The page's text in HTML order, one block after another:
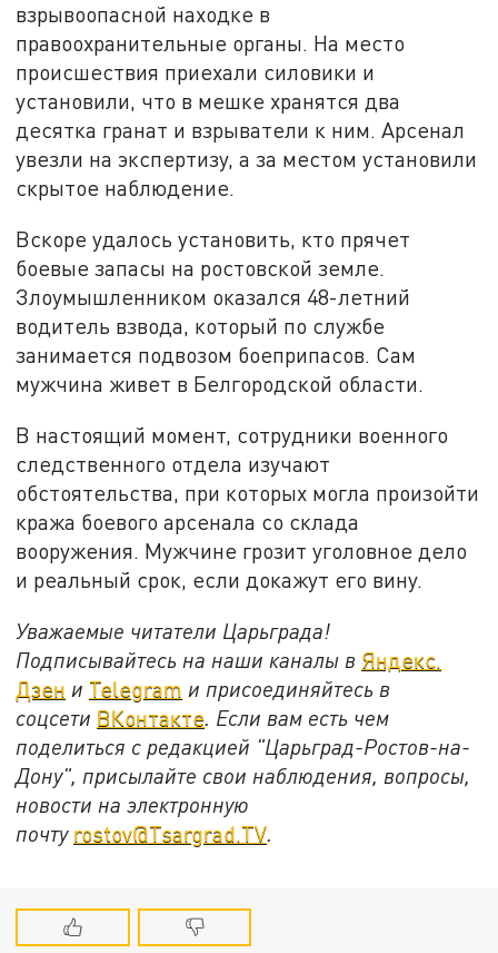
взрывоопасной находке в
правоохранительные органы. На место
происшествия приехали силовики и
установили, что в мешке хранятся два
десятка гранат и взрыватели к ним. Арсенал
увезли на экспертизу, а за местом установили
скрытое наблюдение.
Вскоре удалось установить, кто прячет
боевые запасы на ростовской земле.
Злоумышленником оказался 48-летний
водитель взвода, который по службе
занимается подвозом боеприпасов. Сам
мужчина живет в Белгородской области.
В настоящий момент, сотрудники военного
следственного отдела изучают
обстоятельства, при которых могла произойти
кража боевого арсенала со склада
вооружения. Мужчине грозит уголовное дело
и реальный срок, если докажут его вину.
Уважаемые читатели Царьграда!
Подписывайтесь на наши каналы в Яндекс.
Дзен и Telegram и присоединяйтесь в
соцсети ВКонтакте . Если вам есть чем
поделиться с редакцией "Царьград-Ростов-на-
Дону", присылайте свои наблюдения, вопросы,
новости на электронную
почту rostov@Tsargrad.ТV